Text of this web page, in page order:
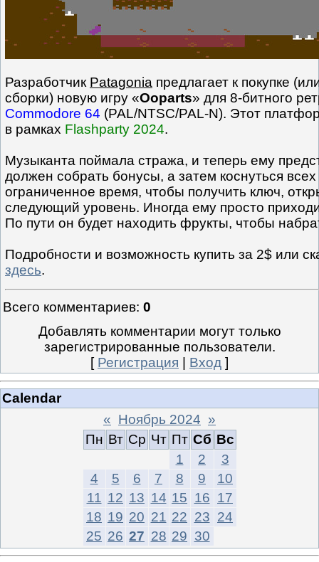
Разработчик Patagonia предлагает к покупке
сборки) новую игру «Ooparts» для 8-битного
Commodore 64 (PAL/NTSC/PAL-N). Этот
в рамках Flashparty 2024.
Музыканта поймала стража, и теперь ему
должен собрать бонусы, а затем коснуться всех
ограниченное время, чтобы получить ключ,
следующий уровень. Иногда ему просто
По пути он будет находить фрукты, чтобы
Подробности и возможность купить за 2$ или
здесь.
Всего комментариев: 0
Добавлять комментарии могут только
зарегистрированные пользователи.
[ Регистрация Вход ]
Calendar
« Ноябрь 2024 »
Пн Вт Ср Чт Пт Сб Вс
1
2
3
4
5 6 7 8 9
10
11 12 13 14 15 16 17
18 19 20 21 22 23 24
25 26 27 28 29 30